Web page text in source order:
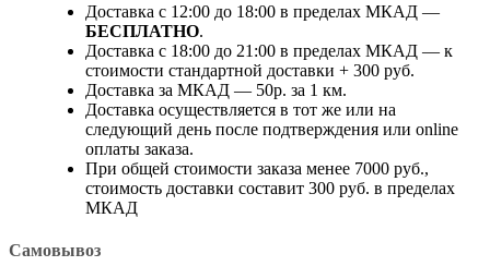
Доставка с 12:00 до 18:00 в пределах МКАД —
БЕСПЛАТНО.
Доставка с 18:00 до 21:00 в пределах МКАД — к
стоимости стандартной доставки + 300 руб.
Доставка за МКАД — 50р. за 1 км.
Доставка осуществляется в тот же или на
следующий день после подтверждения или online
оплаты заказа.
При общей стоимости заказа менее 7000 руб.,
стоимость доставки составит 300 руб. в пределах
МКАД
Самовывоз